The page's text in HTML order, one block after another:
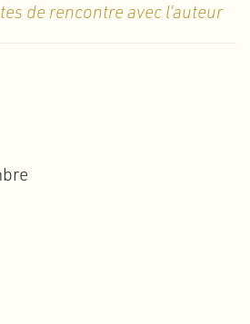
de rencontre avec l’auteur